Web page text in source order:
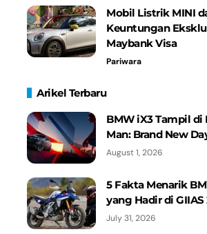
Mobil Listrik MINI
Keuntungan
Maybank Visa
Pariwara
Arikel Terbaru
BMW iX3 Tampil di
Man: Brand New
August 1, 2026
5 Fakta Menarik
yang Hadir di GIIAS
July 31, 2026